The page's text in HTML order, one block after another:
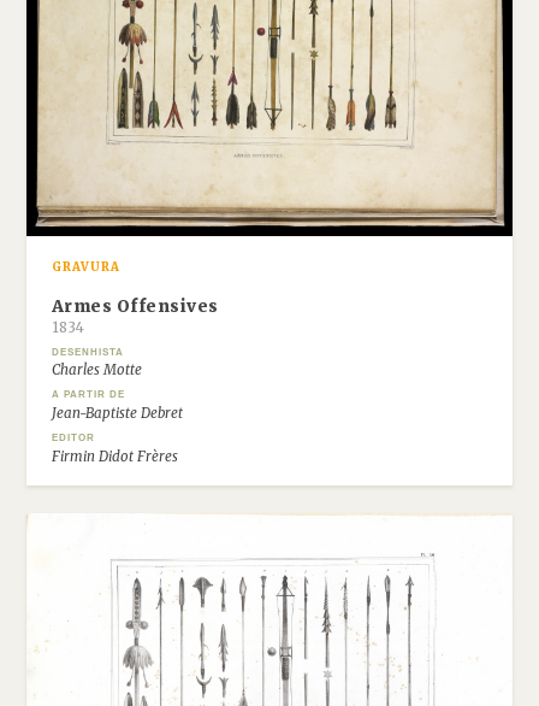
GRAVURA
Armes Offensives
1834
DESENHISTA
Charles Motte
A PARTIR DE
Jean-Baptiste Debret
EDITOR
Firmin Didot Frères